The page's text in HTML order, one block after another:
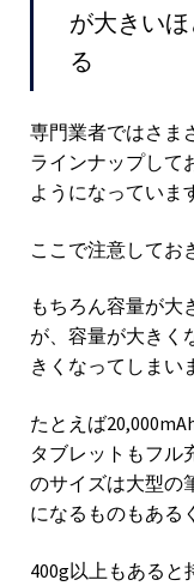
が大きい
る
専門業者ではさま
ラインナップして
ようになっていま
ここで注意してお
もちろん容量が大
が、容量が大きく
きくなってしまい
たとえば
タブレットもフル
のサイズは大型の
になるものもある
400g以上もある